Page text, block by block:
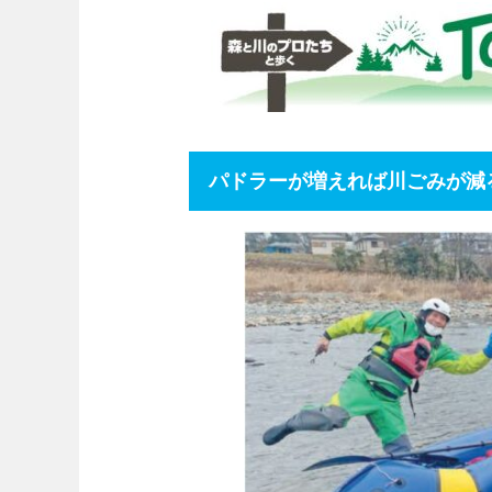
パドラーが増えれば川ごみが減